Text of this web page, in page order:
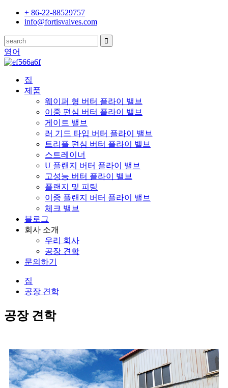
+ 86-22-88529757
info@fortisvalves.com
영어
집
제품
웨이퍼 형 버터 플라이 밸브
이중 편심 버터 플라이 밸브
게이트 밸브
러 기드 타입 버터 플라이 밸브
트리플 편심 버터 플라이 밸브
스트레이너
U 플랜지 버터 플라이 밸브
고성능 버터 플라이 밸브
플랜지 및 피팅
이중 플랜지 버터 플라이 밸브
체크 밸브
블로그
회사 소개
우리 회사
공장 견학
문의하기
집
공장 견학
공장 견학